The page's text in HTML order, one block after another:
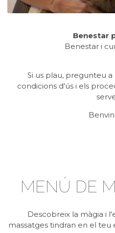
Benestar
Benestar i
Si us plau, pregunteu
condicions d'ús i els
MENÚ DE
Descobreix la màgia i
massatges tindran en el